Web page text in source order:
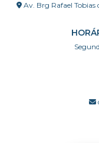
Av. Brg Rafael Tobias